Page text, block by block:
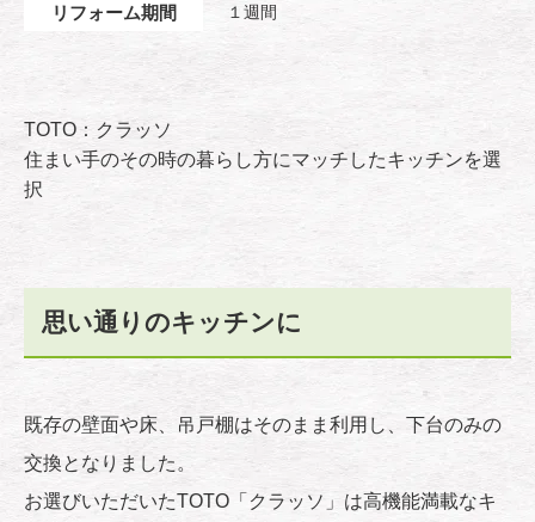
リフォーム期間 １週間
TOTO：クラッソ
住まい手のその時の暮らし方にマッチしたキッチンを選
択
思い通りのキッチンに
既存の壁面や床、吊戸棚はそのまま利用し、下台のみの
交換となりました。
お選びいただいたTOTO「クラッソ」は高機能満載なキ